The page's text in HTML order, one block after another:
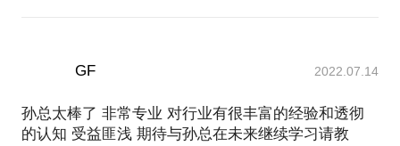
GF 2022.07.14
孙总太棒了 非常专业 对行业有很丰富的经验和透彻
的认知 受益匪浅 期待与孙总在未来继续学习请教